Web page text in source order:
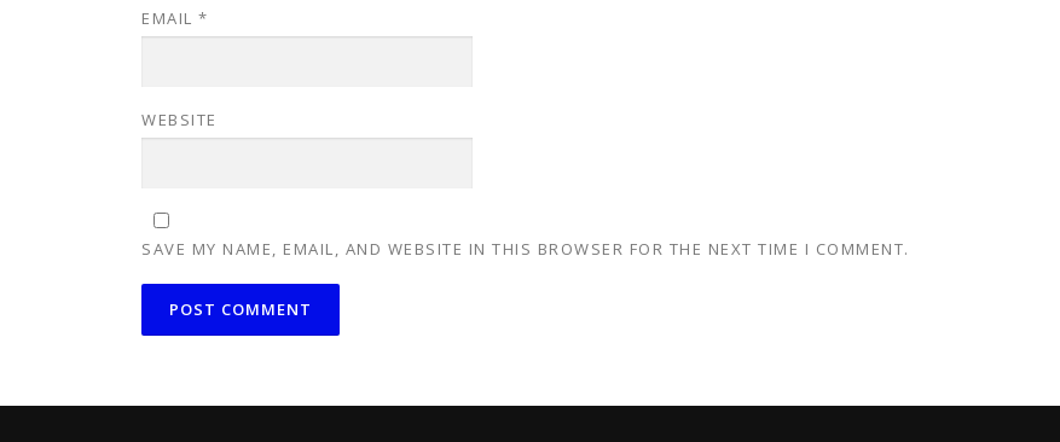
EMAIL *
WEBSITE
SAVE MY NAME, EMAIL, AND WEBSITE IN THIS BROWSER FOR THE NEXT TIME I COMMENT.